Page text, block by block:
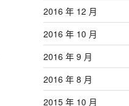
2016 年 12 月
2016 年 10 月
2016 年 9 月
2016 年 8 月
2015 年 10 月